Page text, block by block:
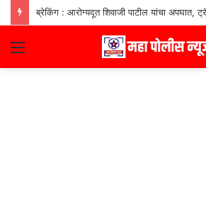
ब्रेकिंग : आरोग्यदूत शिवाजी पाटील यांचा अपघात,
Menu